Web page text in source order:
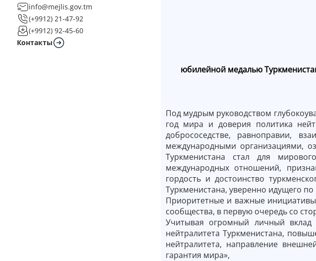
info@mejlis.gov.tm
(+9912) 21-47-92
(+9912) 92-45-60
Контакты
юбилейной медалью
Под мудрым руководством
год мира и доверия политика
добрососедстве, равноправии,
международными организациями,
Туркменистана стал для
международных отношений,
гордость и достоинство
Туркменистана, уверенно идущего
Приоритетные и важные
сообщества, в первую очередь со
Учитывая огромный личный вклад
нейтралитета Туркменистана,
нейтралитета, направление
гарантия мира»,